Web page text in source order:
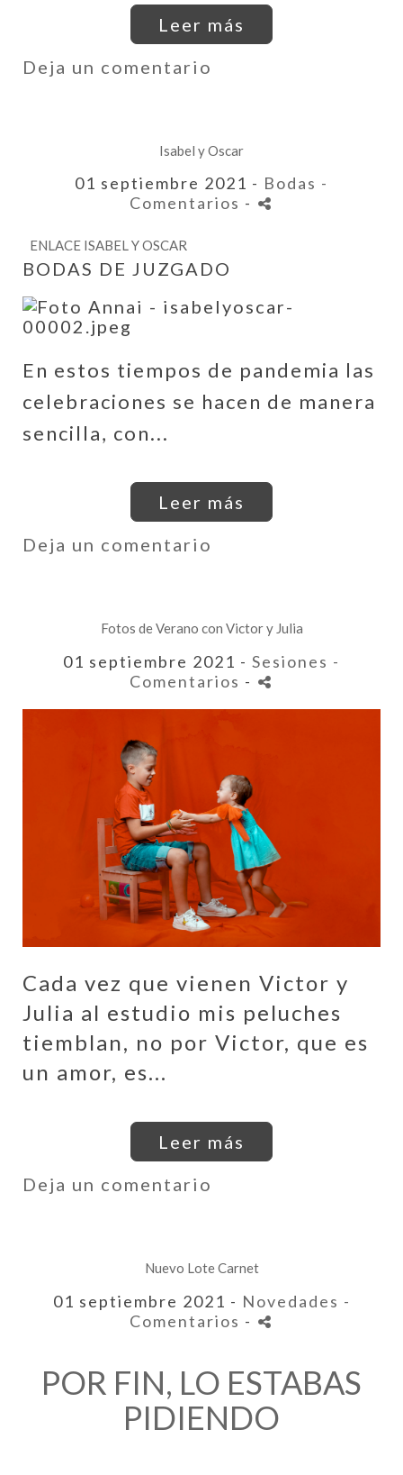
Leer más
Deja un comentario
Isabel y Oscar
01 septiembre 2021 - Bodas -
Comentarios -
ENLACE ISABEL Y OSCAR
BODAS DE JUZGADO
En estos tiempos de pandemia las
celebraciones se hacen de manera
sencilla, con...
Leer más
Deja un comentario
Fotos de Verano con Victor y Julia
01 septiembre 2021 - Sesiones -
Comentarios -
Cada vez que vienen Victor y
Julia al estudio mis peluches
tiemblan, no por Victor, que es
un amor, es...
Leer más
Deja un comentario
Nuevo Lote Carnet
01 septiembre 2021 - Novedades -
Comentarios -
POR FIN, LO ESTABAS
PIDIENDO